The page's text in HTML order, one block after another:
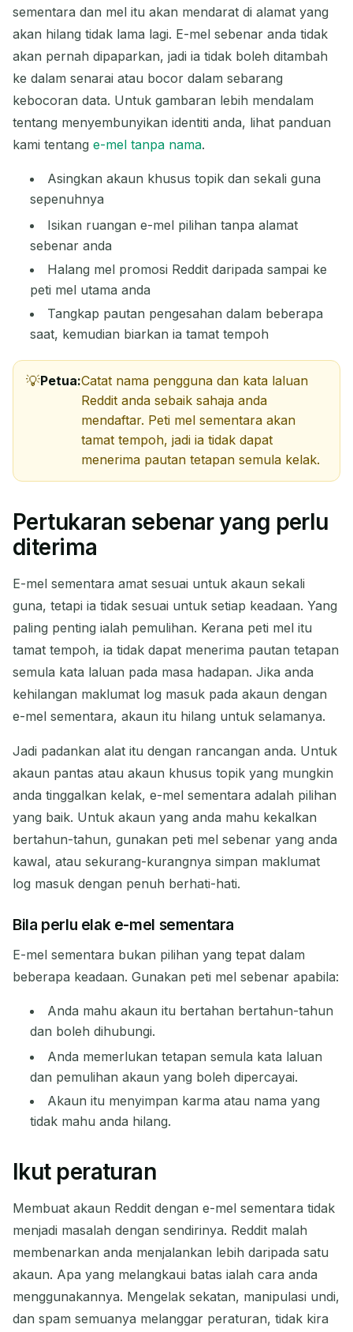
sementara dan mel itu akan mendarat di alamat yang
akan hilang tidak lama lagi. E-mel sebenar anda tidak
akan pernah dipaparkan, jadi ia tidak boleh ditambah
ke dalam senarai atau bocor dalam sebarang
kebocoran data. Untuk gambaran lebih mendalam
tentang menyembunyikan identiti anda, lihat panduan
kami tentang e-mel tanpa nama.
Asingkan akaun khusus topik dan sekali guna
sepenuhnya
Isikan ruangan e-mel pilihan tanpa alamat
sebenar anda
Halang mel promosi Reddit daripada sampai ke
peti mel utama anda
Tangkap pautan pengesahan dalam beberapa
saat, kemudian biarkan ia tamat tempoh
Petua:Catat nama pengguna dan kata laluan
Reddit anda sebaik sahaja anda
mendaftar. Peti mel sementara akan
tamat tempoh, jadi ia tidak dapat
menerima pautan tetapan semula kelak.
Pertukaran sebenar yang perlu
diterima
E-mel sementara amat sesuai untuk akaun sekali
guna, tetapi ia tidak sesuai untuk setiap keadaan. Yang
paling penting ialah pemulihan. Kerana peti mel itu
tamat tempoh, ia tidak dapat menerima pautan tetapan
semula kata laluan pada masa hadapan. Jika anda
kehilangan maklumat log masuk pada akaun dengan
e-mel sementara, akaun itu hilang untuk selamanya.
Jadi padankan alat itu dengan rancangan anda. Untuk
akaun pantas atau akaun khusus topik yang mungkin
anda tinggalkan kelak, e-mel sementara adalah pilihan
yang baik. Untuk akaun yang anda mahu kekalkan
bertahun-tahun, gunakan peti mel sebenar yang anda
kawal, atau sekurang-kurangnya simpan maklumat
log masuk dengan penuh berhati-hati.
Bila perlu elak e-mel sementara
E-mel sementara bukan pilihan yang tepat dalam
beberapa keadaan. Gunakan peti mel sebenar apabila:
Anda mahu akaun itu bertahan bertahun-tahun
dan boleh dihubungi.
Anda memerlukan tetapan semula kata laluan
dan pemulihan akaun yang boleh dipercayai.
Akaun itu menyimpan karma atau nama yang
tidak mahu anda hilang.
Ikut peraturan
Membuat akaun Reddit dengan e-mel sementara tidak
menjadi masalah dengan sendirinya. Reddit malah
membenarkan anda menjalankan lebih daripada satu
akaun. Apa yang melangkaui batas ialah cara anda
menggunakannya. Mengelak sekatan, manipulasi undi,
dan spam semuanya melanggar peraturan, tidak kira